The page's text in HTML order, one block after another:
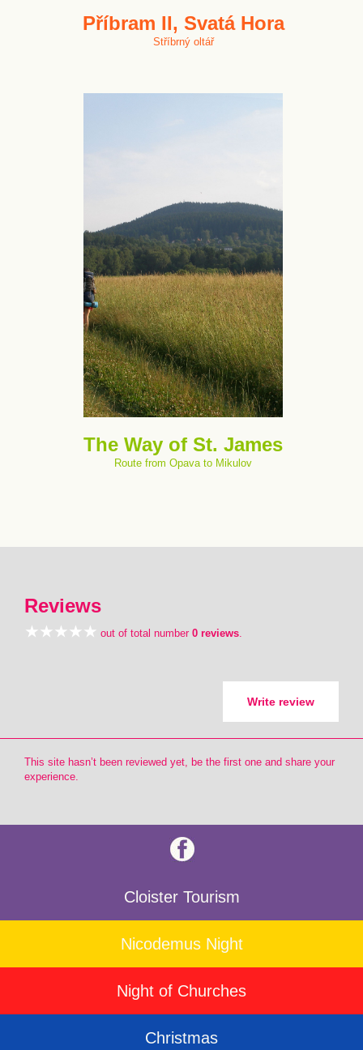
Příbram II, Svatá Hora
Stříbrný oltář
The Way of St. James
Route from Opava to Mikulov
Reviews
out of total number 0 reviews.
Write review
This site hasn’t been reviewed yet, be the first one and share your
experience.
Cloister Tourism
Nicodemus Night
Night of Churches
Christmas